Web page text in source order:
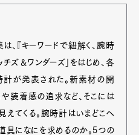
『キーワードで紐解く、腕時
ズ＆ワンダーズ」をはじめ、各
が発表された。新素材の開
装着感の追求など、そこには
えてくる。腕時計はいまどこへ
具になにを求めるのか。5つの